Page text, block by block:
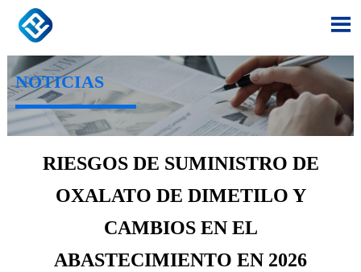

NOTICIAS
RIESGOS DE SUMINISTRO DE
OXALATO DE DIMETILO Y
CAMBIOS EN EL
ABASTECIMIENTO EN 2026